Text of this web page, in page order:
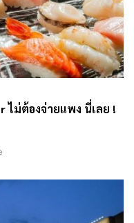
ไม่ต้องจ่ายแพง นี่เลย !